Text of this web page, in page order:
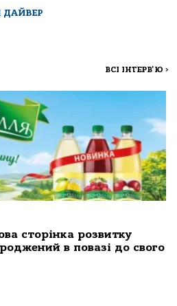
ДАЙВЕР
ВСІ ІНТЕРВ'Ю >
сторінка розвитку
в повазі до свого